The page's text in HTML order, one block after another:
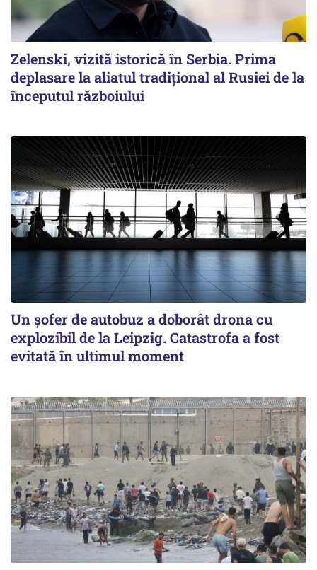
Zelenski, vizită istorică în Serbia. Prima
deplasare la aliatul tradițional al Rusiei de la
începutul războiului
Un șofer de autobuz a doborât drona cu
explozibil de la Leipzig. Catastrofa a fost
evitată în ultimul moment